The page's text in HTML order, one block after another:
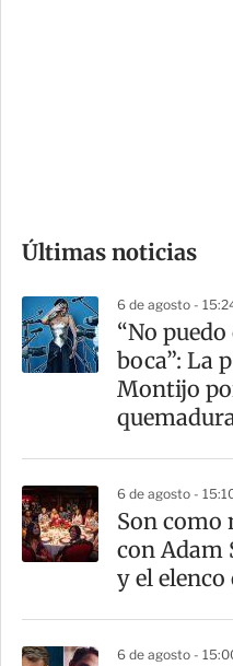
m
a
r
t
Últimas noticias
6 de agosto -
“No
boca”: La
Montijo
6 de agosto -
Son como
con Adam
y el
6 de agosto -